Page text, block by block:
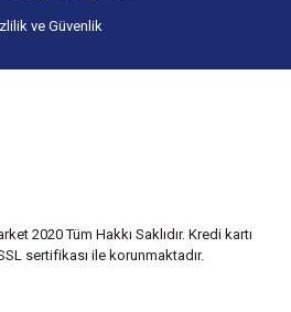
ve Güvenlik
2020 Tüm Hakkı Saklıdır. Kredi kartı
sertifikası ile korunmaktadır.